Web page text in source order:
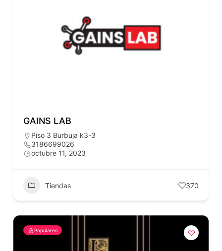
GAINS LAB
Piso 3 Burbuja k3-3
3186699026
octubre 11, 2023
Tiendas 370
Populares